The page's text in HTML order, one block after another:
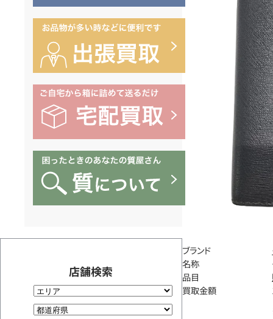
店舗検索
ブランド
名称
品目
買取金額